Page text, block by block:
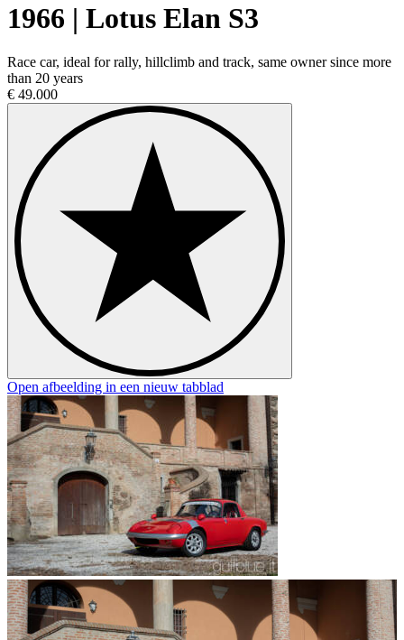
1966 | Lotus Elan S3
Race car, ideal for rally, hillclimb and track, same owner since more
than 20 years
€ 49.000
Open afbeelding in een nieuw tabblad